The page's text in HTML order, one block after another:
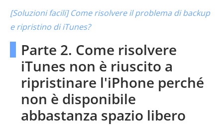
[Soluzioni facili] Come risolvere il problema di backup
e ripristino di iTunes?
Parte 2. Come risolvere
iTunes non è riuscito a
ripristinare l'iPhone perché
non è disponibile
abbastanza spazio libero